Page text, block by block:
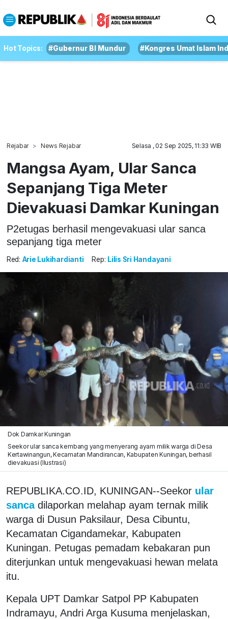
Hot Topics: #Gubernur BI Mundur #Kongres Umat Islam
Rejabar News Rejabar Selasa , 02 Sep 2025, 11:33 WIB
Mangsa Ayam, Ular Sanca
Sepanjang Tiga Meter
Dievakuasi Damkar Kuningan
P2etugas berhasil mengevakuasi ular sanca
sepanjang tiga meter
Red: Arie Lukihardianti Rep: Lilis Sri Handayani
Dok Damkar Kuningan
Seekor ular sanca kembang yang menyerang ayam milik warga di Desa
Kertawinangun, Kecamatan Mandirancan, Kabupaten Kuningan, berhasil
dievakuasi (Ilustrasi)
REPUBLIKA.CO.ID, KUNINGAN--Seekor ular
sanca dilaporkan melahap ayam ternak milik
warga di Dusun Paksilaur, Desa Cibuntu,
Kecamatan Cigandamekar, Kabupaten
Kuningan. Petugas pemadam kebakaran pun
diterjunkan untuk mengevakuasi hewan melata
itu.
Kepala UPT Damkar Satpol PP Kabupaten
Indramayu, Andri Arga Kusuma menjelaskan,